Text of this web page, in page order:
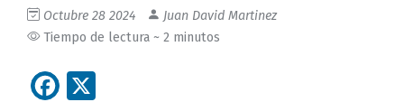
Octubre 28 2024
Juan David Martinez
Tiempo de lectura ~ 2 minutos
Facebook